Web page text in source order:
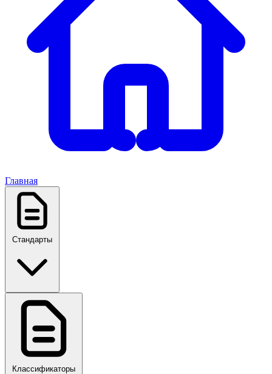
Главная
Стандарты
ГОСТ, ГОСТ Р, ПНСТ
Классификаторы